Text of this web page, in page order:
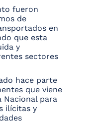
fueron
de
en
que esta
y
sectores
hace parte
que viene
Nacional para
ilícitas y